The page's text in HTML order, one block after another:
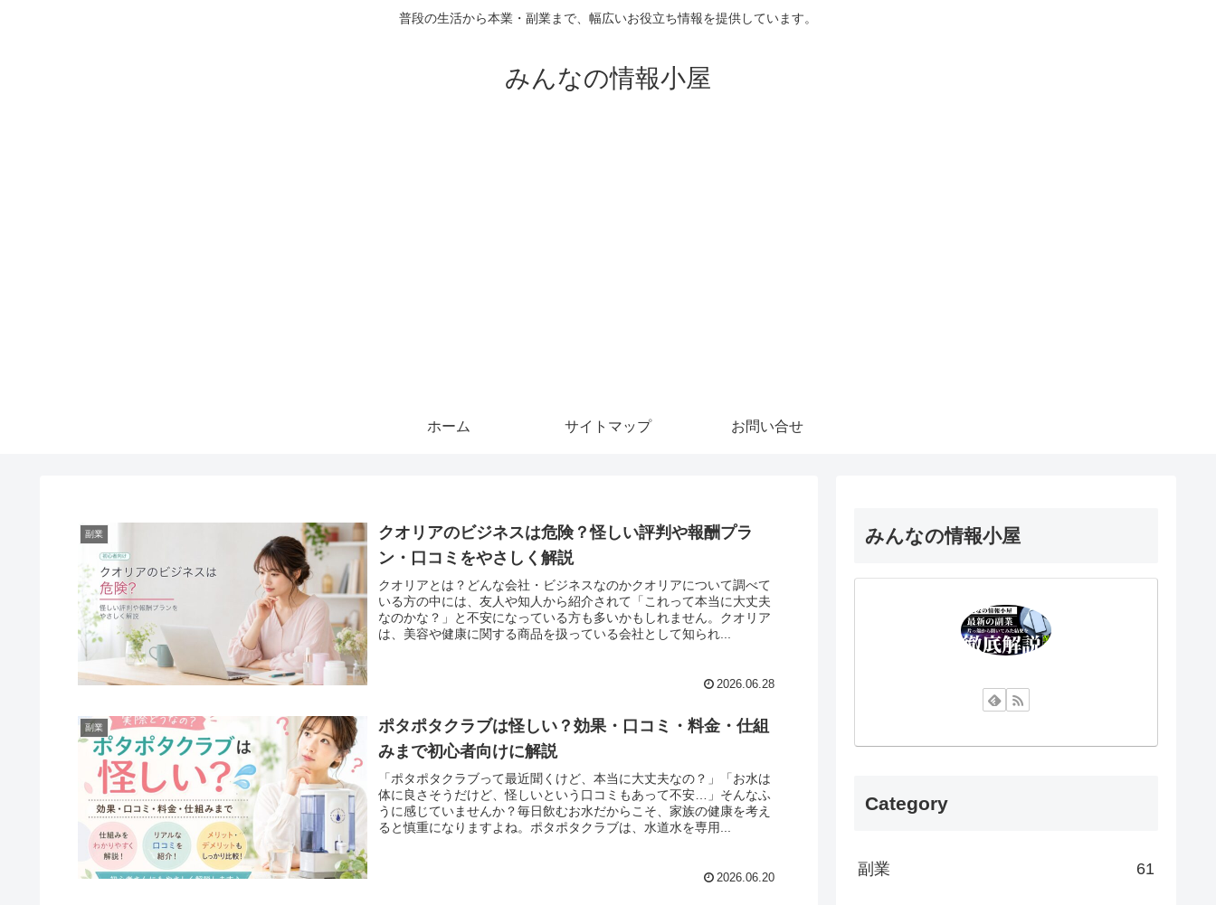
普段の生活から本業・副業まで、幅広いお役立ち情報を提供しています。
みんなの情報小屋
ホーム サイトマップ お問い合せ
副業
クオリアのビジネスは危険？怪しい評判や報酬プラ
ン・口コミをやさしく解説
クオリアとは？どんな会社・ビジネスなのかクオリアについて調べて
いる方の中には、友人や知人から紹介されて「これって本当に大丈夫
なのかな？」と不安になっている方も多いかもしれません。クオリア
は、美容や健康に関する商品を扱っている会社として知られ...
2026.06.28
副業
ポタポタクラブは怪しい？効果・口コミ・料金・仕組
みまで初心者向けに解説
「ポタポタクラブって最近聞くけど、本当に大丈夫なの？」「お水は
体に良さそうだけど、怪しいという口コミもあって不安…」そんなふ
うに感じていませんか？毎日飲むお水だからこそ、家族の健康を考え
ると慎重になりますよね。ポタポタクラブは、水道水を専用...
2026.06.20
みんなの情報小屋
Category
副業 61